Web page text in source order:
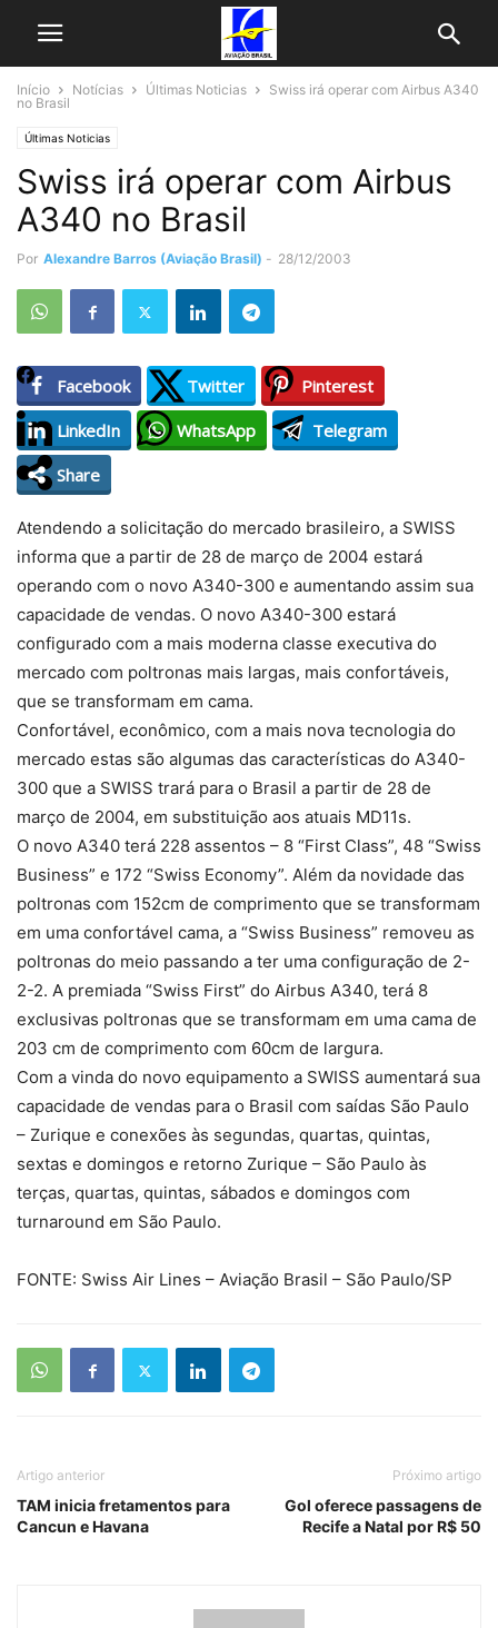
Início Notícias Últimas Noticias
Swiss irá operar com Airbus A340
no Brasil
Últimas Noticias
Swiss irá operar com Airbus
A340 no Brasil
Por Alexandre Barros (Aviação Brasil) - 28/12/2003
Facebook Twitter
Pinterest
LinkedIn
WhatsApp
Telegram
Share
Atendendo a solicitação do mercado brasileiro, a SWISS
informa que a partir de 28 de março de 2004 estará
operando com o novo A340-300 e aumentando assim sua
capacidade de vendas. O novo A340-300 estará
configurado com a mais moderna classe executiva do
mercado com poltronas mais largas, mais confortáveis,
que se transformam em cama.
Confortável, econômico, com a mais nova tecnologia do
mercado estas são algumas das características do A340-
300 que a SWISS trará para o Brasil a partir de 28 de
março de 2004, em substituição aos atuais MD11s.
O novo A340 terá 228 assentos – 8 “First Class”, 48 “Swiss
Business” e 172 “Swiss Economy”. Além da novidade das
poltronas com 152cm de comprimento que se transformam
em uma confortável cama, a “Swiss Business” removeu as
poltronas do meio passando a ter uma configuração de 2-
2-2. A premiada “Swiss First” do Airbus A340, terá 8
exclusivas poltronas que se transformam em uma cama de
203 cm de comprimento com 60cm de largura.
Com a vinda do novo equipamento a SWISS aumentará sua
capacidade de vendas para o Brasil com saídas São Paulo
– Zurique e conexões às segundas, quartas, quintas,
sextas e domingos e retorno Zurique – São Paulo às
terças, quartas, quintas, sábados e domingos com
turnaround em São Paulo.
FONTE: Swiss Air Lines – Aviação Brasil – São Paulo/SP
Artigo anterior
TAM inicia fretamentos para
Cancun e Havana
Próximo artigo
Gol oferece passagens de
Recife a Natal por R$ 50